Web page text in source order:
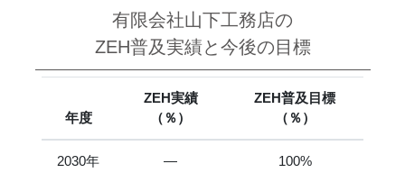
有限会社山下工務店の
ZEH普及実績と今後の目標
年度
ZEH実績
（％）
ZEH普及目標
（％）
2030年
― 100%